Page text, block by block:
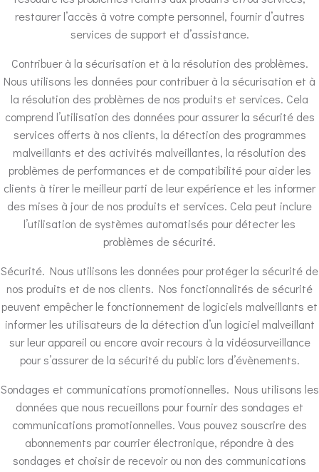
restaurer l’accès à votre compte personnel, fournir d’autres
services de support et d’assistance.
Contribuer à la sécurisation et à la résolution des problèmes.
Nous utilisons les données pour contribuer à la sécurisation et à
la résolution des problèmes de nos produits et services. Cela
comprend l’utilisation des données pour assurer la sécurité des
services offerts à nos clients, la détection des programmes
malveillants et des activités malveillantes, la résolution des
problèmes de performances et de compatibilité pour aider les
clients à tirer le meilleur parti de leur expérience et les informer
des mises à jour de nos produits et services. Cela peut inclure
l’utilisation de systèmes automatisés pour détecter les
problèmes de sécurité.
Sécurité. Nous utilisons les données pour protéger la sécurité de
nos produits et de nos clients. Nos fonctionnalités de sécurité
peuvent empêcher le fonctionnement de logiciels malveillants et
informer les utilisateurs de la détection d’un logiciel malveillant
sur leur appareil ou encore avoir recours à la vidéosurveillance
pour s’assurer de la sécurité du public lors d’évènements.
Sondages et communications promotionnelles. Nous utilisons les
données que nous recueillons pour fournir des sondages et
communications promotionnelles. Vous pouvez souscrire des
abonnements par courrier électronique, répondre à des
sondages et choisir de recevoir ou non des communications